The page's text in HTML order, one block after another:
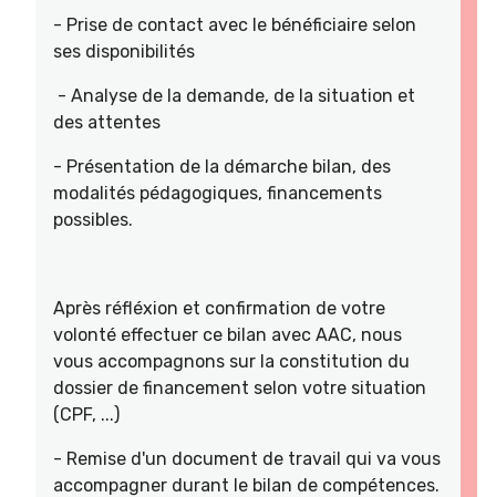
- Prise de contact avec le bénéficiaire selon
ses disponibilités
- Analyse de la demande, de la situation et
des attentes
- Présentation de la démarche bilan, des
modalités pédagogiques, financements
possibles.
Après réfléxion et confirmation de votre
volonté effectuer ce bilan avec AAC, nous
vous accompagnons sur la constitution du
dossier de financement selon votre situation
(CPF, ...)
- Remise d'un document de travail qui va vous
accompagner durant le bilan de compétences.